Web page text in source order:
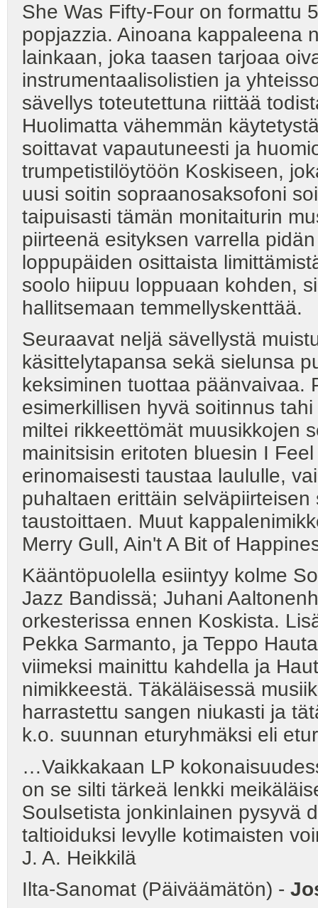
She Was Fifty-Four on formattu
popjazzia. Ainoana kappaleena
lainkaan, joka taasen tarjoaa
instrumentaalisolistien ja
sävellys toteutettuna riittää
Huolimatta vähemmän
soittavat vapautuneesti ja
trumpetistilöytöön Koskiseen,
uusi soitin sopraanosaksofoni
taipuisasti tämän monitaiturin
piirteenä esityksen varrella
loppupäiden osittaista
soolo hiipuu loppuaan kohden,
hallitsemaan temmellyskenttää.
Seuraavat neljä sävellystä
käsittelytapansa sekä sielunsa
keksiminen tuottaa päänvaivaa.
esimerkillisen hyvä soitinnus
miltei rikkeettömät muusikkojen
mainitsisin eritoten bluesin I
erinomaisesti taustaa laululle,
puhaltaen erittäin
taustoittaen. Muut
Merry Gull, Ain't A Bit of
Kääntöpuolella esiintyy kolme
Jazz Bandissä; Juhani
orkesterissa ennen Koskista.
Pekka Sarmanto, ja Teppo
viimeksi mainittu kahdella ja
nimikkeestä. Täkäläisessä
harrastettu sangen niukasti ja
k.o. suunnan eturyhmäksi eli
…Vaikkakaan LP
on se silti tärkeä lenkki
Soulsetista jonkinlainen pysyvä
taltioiduksi levylle kotimaisten
J. A. Heikkilä
Ilta-Sanomat (Päiväämätön) -